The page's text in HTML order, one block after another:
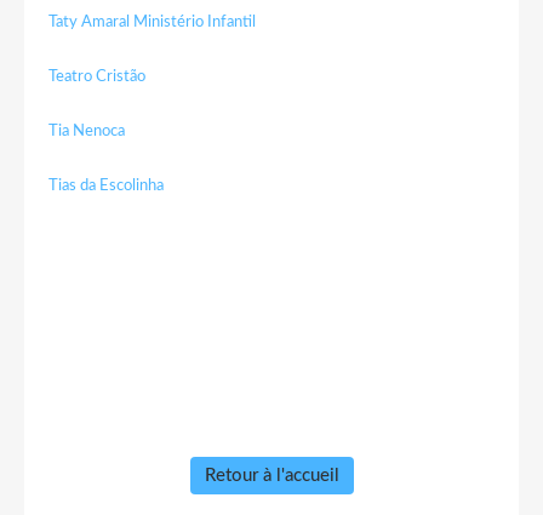
Taty Amaral Ministério Infantil
Teatro Cristão
Tia Nenoca
Tias da Escolinha
Retour à l'accueil